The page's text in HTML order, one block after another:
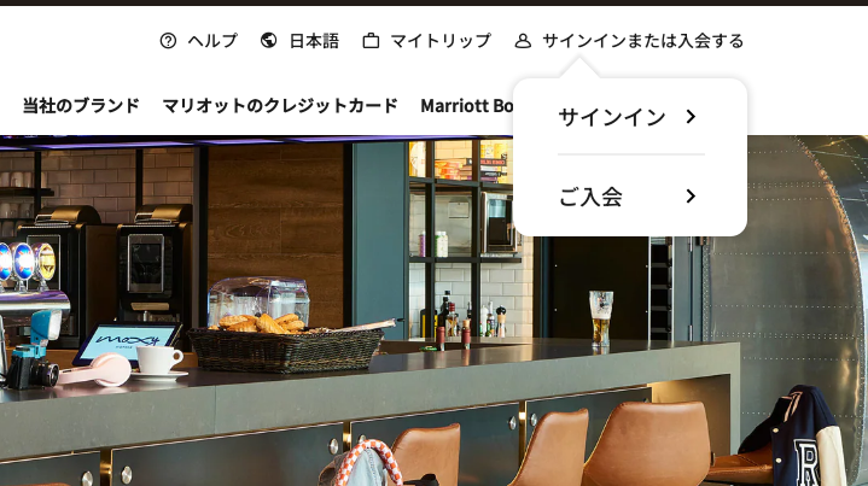
ヘルプ 日本語 マイトリップ サインインまたは入会する
サインイン
ご入会
当社のブランド マリオットのクレジットカード Marriott Bonvoyについて